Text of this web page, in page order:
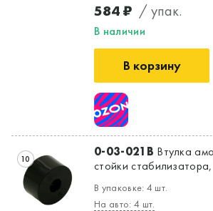
584 ₽ / упак.
В наличии
В корзину
10 0-03-021B Втулка
стойки
В упаковке: 4 шт.
На авто: 4 шт.